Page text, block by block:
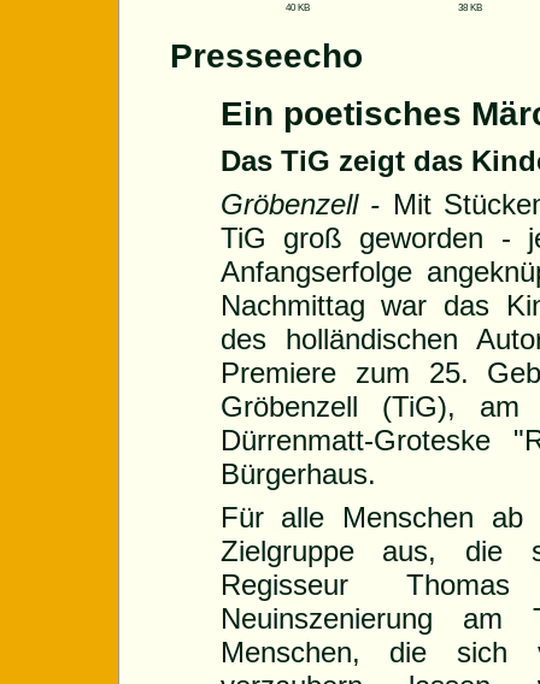
40 KB 38 KB
Presseecho
Ein poetisches
Das TiG zeigt das
Gröbenzell - Mit
TiG groß geworden -
Anfangserfolge
Nachmittag war das
des holländischen
Premiere zum 25.
Gröbenzell (TiG),
Dürrenmatt-Groteske
Bürgerhaus.
Für alle Menschen
Zielgruppe aus, die
Regisseur
Neuinszenierung
Menschen, die sich